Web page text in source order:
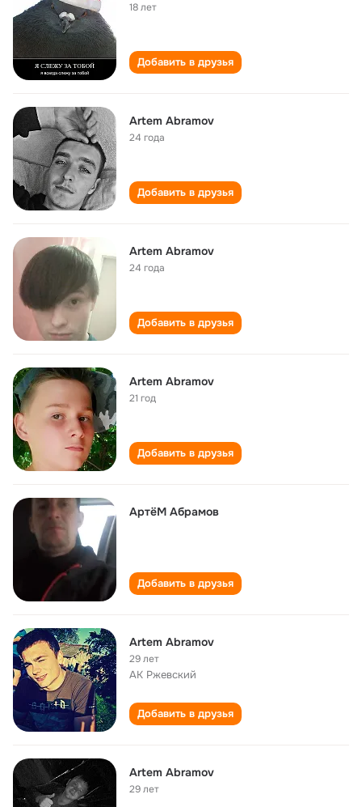
18 лет
Добавить в друзья
Artem Abramov
24 года
Добавить в друзья
Artem Abramov
24 года
Добавить в друзья
Artem Abramov
21 год
Добавить в друзья
АртëМ Абрамов
Добавить в друзья
Artem Abramov
29 лет
АК Ржевский
Добавить в друзья
Artem Abramov
29 лет